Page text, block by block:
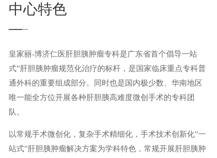
中心特色
皇家丽-博济仁医肝胆胰肿瘤专科是广东省首个倡导一站
式”肝胆胰肿瘤规范化治疗的标杆，是国家临床重点专科普
通外科的重要组成部分。同时也是国内极少数、华南地区
唯一能全方位开展各种肝胆胰高难度微创手术的专科团
队。
以常规手术微创化，复杂手术精细化，手术技术创新化”一
站式”肝胆胰肿瘤解决方案为学科特色，常规开展肝胆胰肿